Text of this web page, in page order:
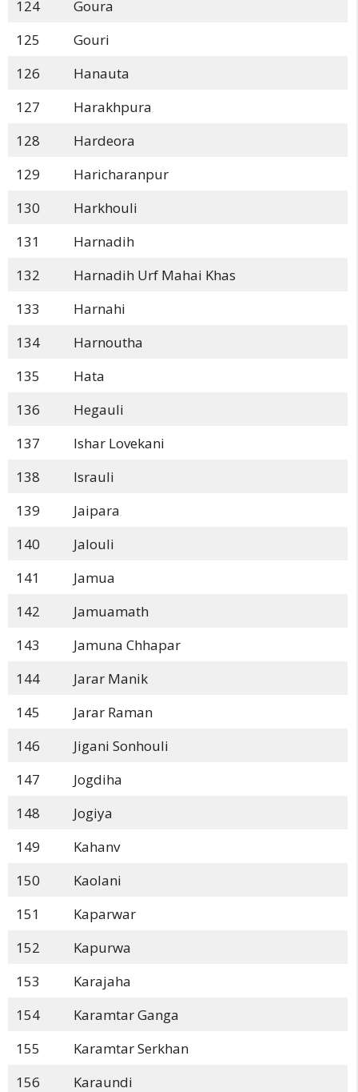
124
Goura
125
Gouri
126
Hanauta
127
Harakhpura
128
Hardeora
129
Haricharanpur
130
Harkhouli
131
Harnadih
132
Harnadih Urf Mahai Khas
133
Harnahi
134
Harnoutha
135
Hata
136
Hegauli
137
Ishar Lovekani
138
Israuli
139
Jaipara
140
Jalouli
141
Jamua
142
Jamuamath
143
Jamuna Chhapar
144
Jarar Manik
145
Jarar Raman
146
Jigani Sonhouli
147
Jogdiha
148
Jogiya
149
Kahanv
150
Kaolani
151
Kaparwar
152
Kapurwa
153
Karajaha
154
Karamtar Ganga
155
Karamtar Serkhan
156
Karaundi